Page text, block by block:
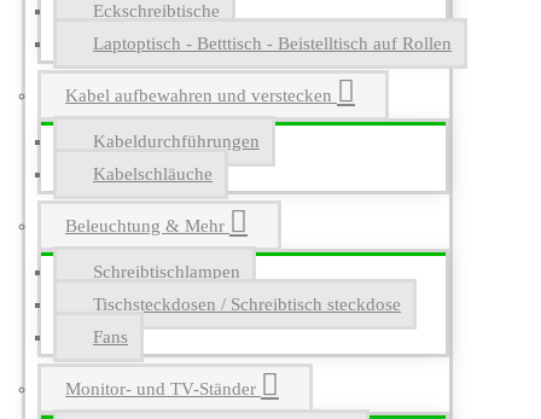
Eckschreibtische
Laptoptisch - Betttisch - Beistelltisch auf Rollen
Kabel aufbewahren und verstecken
Kabeldurchführungen
Kabelschläuche
Beleuchtung & Mehr
Schreibtischlampen
Tischsteckdosen / Schreibtisch steckdose
Fans
Monitor- und TV-Ständer